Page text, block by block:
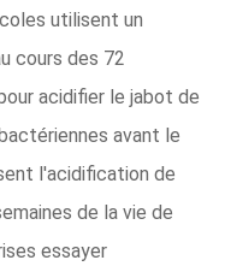
utilisent un
cours des 72
acidifier le jabot de
avant le
l'acidification de
de la vie de
essayer